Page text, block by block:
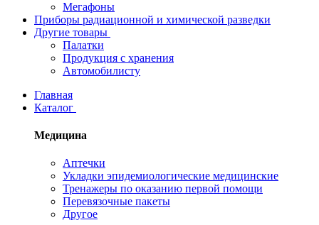
Мегафоны
Приборы радиационной и химической разведки
Другие товары
Палатки
Продукция с хранения
Автомобилисту
Главная
Каталог
Медицина
Аптечки
Укладки эпидемиологические медицинские
Тренажеры по оказанию первой помощи
Перевязочные пакеты
Другое